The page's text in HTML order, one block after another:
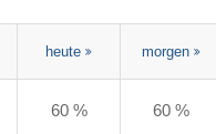
heute morgen
60 % 60 %